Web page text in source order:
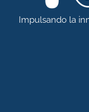
Impulsando la